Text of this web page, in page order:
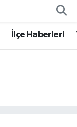
İlçe Haberleri